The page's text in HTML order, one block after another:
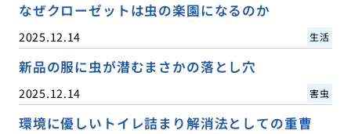
なぜクローゼットは虫の楽園になるのか
2025.12.14 生活
新品の服に虫が潜むまさかの落とし穴
2025.12.14 害虫
環境に優しいトイレ詰まり解消法としての重曹